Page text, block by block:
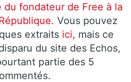
du fondateur de Free à la
. Vous pouvez
extraits ici, mais ce
du site des Echos,
partie des 5